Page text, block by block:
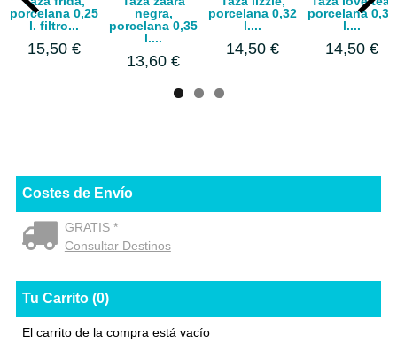
Costes de Envío
GRATIS *
Consultar Destinos
Tu Carrito (0)
El carrito de la compra está vacío
porcelana 0,25
l. filtro...
15,50 €
negra,
porcelana 0,35
l....
13,60 €
porcelana 0,32
l....
14,50 €
porcelana 0,32
l....
14,50 €